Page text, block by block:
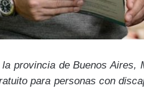
provincia de Buenos
para personas con